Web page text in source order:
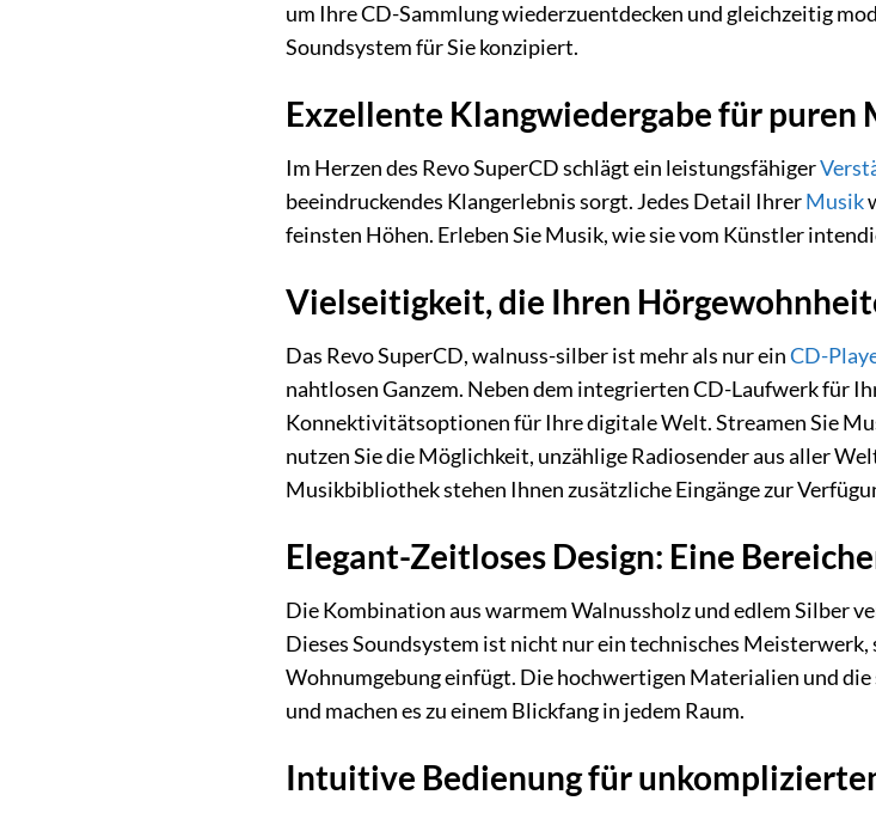
um Ihre CD-Sammlung wiederzuentdecken und gleichzeitig
Soundsystem für Sie konzipiert.
Exzellente Klangwiedergabe für puren
Im Herzen des Revo SuperCD schlägt ein leistungsfähiger
beeindruckendes Klangerlebnis sorgt. Jedes Detail IhrerMusik
feinsten Höhen. Erleben Sie Musik, wie sie vom Künstler
Vielseitigkeit, die Ihren
Das Revo SuperCD, walnuss-silber ist mehr als nur einCD-
nahtlosen Ganzem. Neben dem integrierten CD-Laufwerk für
Konnektivitätsoptionen für Ihre digitale Welt. Streamen Sie
nutzen Sie die Möglichkeit, unzählige Radiosender aus aller
Musikbibliothek stehen Ihnen zusätzliche Eingänge zur
Elegant-Zeitloses Design: Eine
Die Kombination aus warmem Walnussholz und edlem Silber
Dieses Soundsystem ist nicht nur ein technisches
Wohnumgebung einfügt. Die hochwertigen Materialien und
und machen es zu einem Blickfang in jedem Raum.
Intuitive Bedienung für